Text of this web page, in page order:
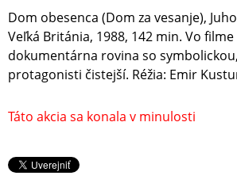
Dom obesenca (Dom za vesanje),
Veľká Británia, 1988, 142 min. Vo
dokumentárna rovina so
protagonisti čistejší. Réžia: Emir
Táto akcia sa konala v minulosti